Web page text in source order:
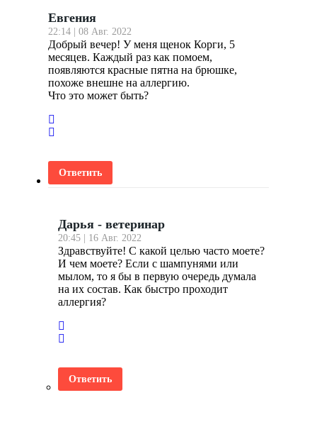
Евгения
22:14 | 08 Авг. 2022
Добрый вечер! У меня щенок Корги, 5
месяцев. Каждый раз как помоем,
появляются красные пятна на брюшке,
похоже внешне на аллергию.
Что это может быть?
Ответить
Дарья - ветеринар
20:45 | 16 Авг. 2022
Здравствуйте! С какой целью часто моете?
И чем моете? Если с шампунями или
мылом, то я бы в первую очередь думала
на их состав. Как быстро проходит
аллергия?
Ответить